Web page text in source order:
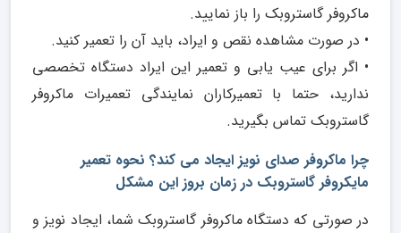
ماکروفر گاستروبک را باز نمایید.
• در صورت مشاهده نقص و ایراد، باید آن را تعمیر کنید.
• اگر برای عیب یابی و تعمیر این ایراد دستگاه تخصصی
ندارید، حتما با تعمیرکاران نمایندگی تعمیرات ماکروفر
گاستروبک تماس بگیرید.
چرا ماکروفر صدای نویز ایجاد می کند؟ نحوه تعمیر
مایکروفر گاستروبک در زمان بروز این مشکل
در صورتی که دستگاه ماکروفر گاستروبک شما، ایجاد نویز و